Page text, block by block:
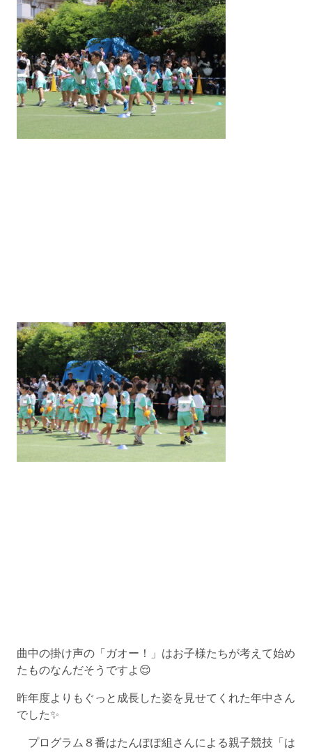
曲中の掛け声の「ガオー！」はお子様たちが考えて始め
たものなんだそうですよ😌
昨年度よりもぐっと成長した姿を見せてくれた年中さん
でした✨
プログラム８番はたんぽぽ組さんによる親子競技「は